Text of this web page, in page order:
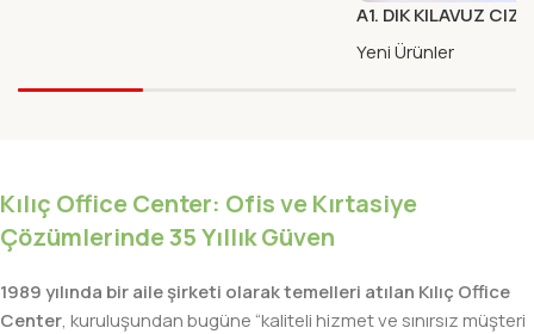
A1. DIK KILAVUZ
KARTON KAPAK
Yeni Ürünler
Kılıç Office Center: Ofis ve Kırtasiye
Çözümlerinde 35 Yıllık Güven
1989 yılında bir aile şirketi olarak temelleri atılan Kılıç Office
Center, kuruluşundan bugüne “kaliteli hizmet ve sınırsız müşteri